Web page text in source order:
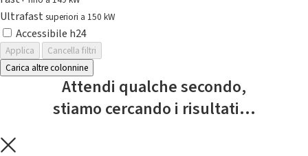
Ultrafast superiori a 150 kW
Accessibile h24
Applica
Cancella filtri
Carica altre colonnine
Attendi qualche secondo,
stiamo cercando i risultati...